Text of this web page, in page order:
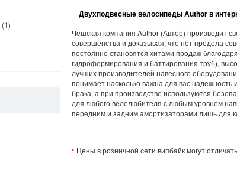
Двухподвесные велосипеды Author в
Чешская компания Author (Автор) производит
совершенства и доказывая, что нет предела
постоянно становятся хитами продаж
гидроформирования и баттирования труб),
лучших производителей навесного
понимает насколько важна для вас надежность
брака, а при производстве используются
для любого велолюбителя с любым уровнем
передним и задним амортизаторами лишь для
* Цены в розничной сети випбайк могут
(1)